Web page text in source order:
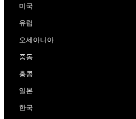
미국
유럽
오세아니아
중동
홍콩
일본
한국